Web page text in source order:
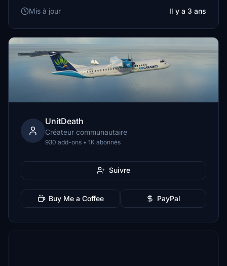
Mis à jour
Il y a 3 ans
UnitDeath
Créateur communautaire
930 add-ons • 1K abonnés
Suivre
Buy Me a Coffee PayPal